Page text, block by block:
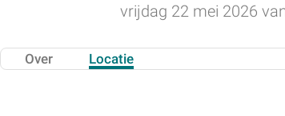
vrijdag 22 mei 2026
Over Locatie